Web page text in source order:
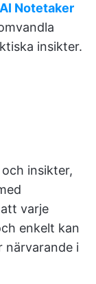
AI Notetaker
insikter.
insikter,
varje
enkelt kan
närvarande i